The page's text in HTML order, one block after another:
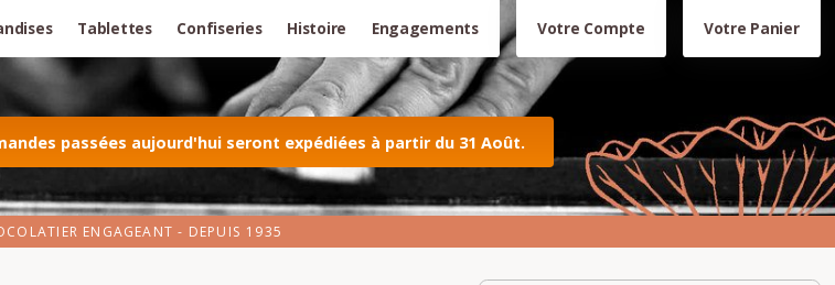
Tablettes Confiseries Histoire Engagements Votre Compte Votre Panier
passées aujourd'hui seront expédiées à partir du 31 Août.
ENGAGEANT - DEPUIS 1935